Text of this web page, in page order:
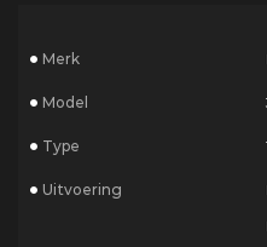
Merk
Model
Type
Uitvoering